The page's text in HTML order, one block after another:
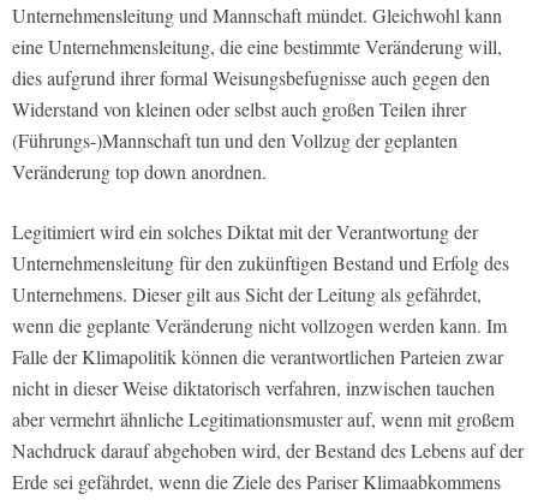
Unternehmensleitung und Mannschaft mündet. Gleichwohl kann
eine Unternehmensleitung, die eine bestimmte Veränderung will,
dies aufgrund ihrer formal Weisungsbefugnisse auch gegen den
Widerstand von kleinen oder selbst auch großen Teilen ihrer
(Führungs-)Mannschaft tun und den Vollzug der geplanten
Veränderung top down anordnen.
Legitimiert wird ein solches Diktat mit der Verantwortung der
Unternehmensleitung für den zukünftigen Bestand und Erfolg des
Unternehmens. Dieser gilt aus Sicht der Leitung als gefährdet,
wenn die geplante Veränderung nicht vollzogen werden kann. Im
Falle der Klimapolitik können die verantwortlichen Parteien zwar
nicht in dieser Weise diktatorisch verfahren, inzwischen tauchen
aber vermehrt ähnliche Legitimationsmuster auf, wenn mit großem
Nachdruck darauf abgehoben wird, der Bestand des Lebens auf der
Erde sei gefährdet, wenn die Ziele des Pariser Klimaabkommens